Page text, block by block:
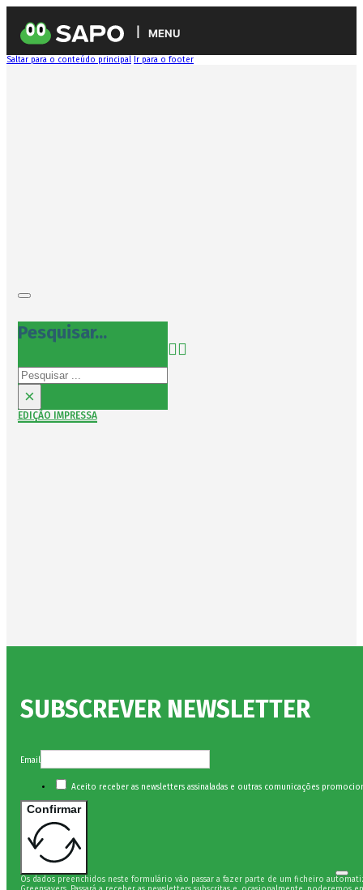
MENU
Saltar para o conteúdo principal Ir para o footer
Pesquisar...
Pesquisar
×
EDIÇÃO IMPRESSA
SUBSCREVER NEWSLETTER
Email
Aceito receber as newsletters assinaladas e outras comunicações
Confirmar
Os dados preenchidos neste formulário vão passar a fazer parte de um ficheiro